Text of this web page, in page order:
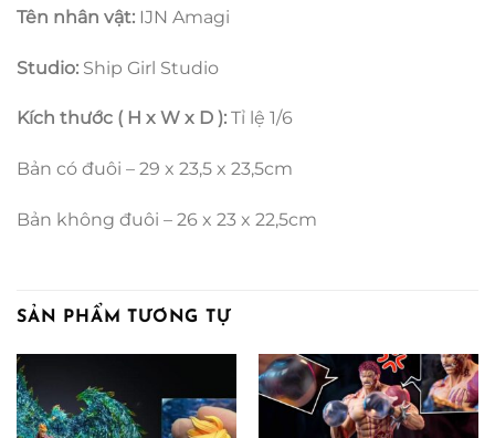
Tên nhân vật: IJN Amagi
Studio: Ship Girl Studio
Kích thước ( H x W x D ): Tỉ lệ 1/6
Bản có đuôi – 29 x 23,5 x 23,5cm
Bản không đuôi – 26 x 23 x 22,5cm
SẢN PHẨM TƯƠNG TỰ